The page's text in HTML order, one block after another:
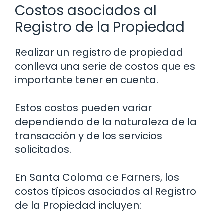
Costos asociados al
Registro de la Propiedad
Realizar un registro de propiedad
conlleva una serie de costos que es
importante tener en cuenta.
Estos costos pueden variar
dependiendo de la naturaleza de la
transacción y de los servicios
solicitados.
En Santa Coloma de Farners, los
costos típicos asociados al Registro
de la Propiedad incluyen: